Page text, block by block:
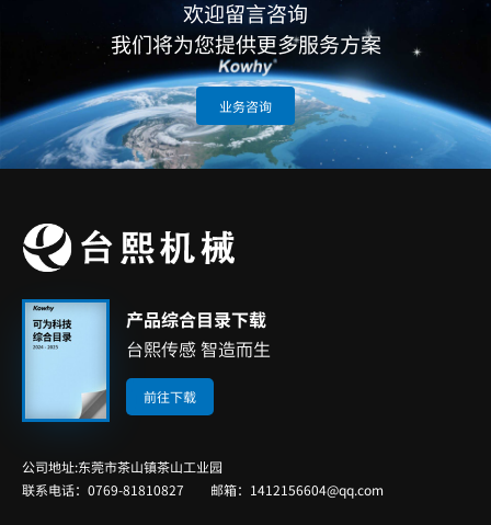
欢迎留言咨询
我们将为您提供更多服务方案
业务咨询
产品综合目录下载
台熙传感 智造而生
前往下载
公司地址:东莞市茶山镇茶山工业园
联系电话：0769-81810827 邮箱：1412156604@qq.com